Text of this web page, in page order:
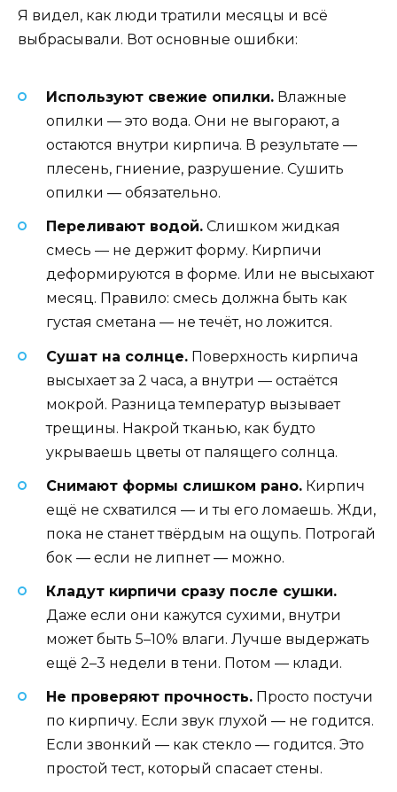
Я видел, как люди тратили месяцы и всё
выбрасывали. Вот основные ошибки:
Используют свежие опилки. Влажные
опилки — это вода. Они не выгорают, а
остаются внутри кирпича. В результате —
плесень, гниение, разрушение. Сушить
опилки — обязательно.
Переливают водой. Слишком жидкая
смесь — не держит форму. Кирпичи
деформируются в форме. Или не высыхают
месяц. Правило: смесь должна быть как
густая сметана — не течёт, но ложится.
Сушат на солнце. Поверхность кирпича
высыхает за 2 часа, а внутри — остаётся
мокрой. Разница температур вызывает
трещины. Накрой тканью, как будто
укрываешь цветы от палящего солнца.
Снимают формы слишком рано. Кирпич
ещё не схватился — и ты его ломаешь. Жди,
пока не станет твёрдым на ощупь. Потрогай
бок — если не липнет — можно.
Кладут кирпичи сразу после сушки.
Даже если они кажутся сухими, внутри
может быть 5–10% влаги. Лучше выдержать
ещё 2–3 недели в тени. Потом — клади.
Не проверяют прочность. Просто постучи
по кирпичу. Если звук глухой — не годится.
Если звонкий — как стекло — годится. Это
простой тест, который спасает стены.